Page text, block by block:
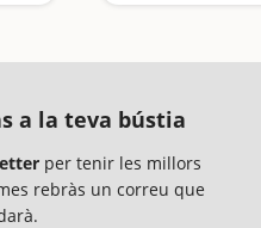
a la teva bústia
per tenir les millors
rebràs un correu que